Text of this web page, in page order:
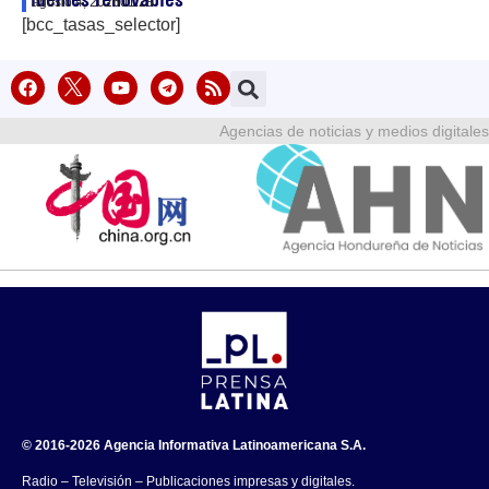
[bcc_tasas_selector]
Agencias de noticias y medios digitales
© 2016-2026 Agencia Informativa Latinoamericana S.A.
Radio – Televisión – Publicaciones impresas y digitales.